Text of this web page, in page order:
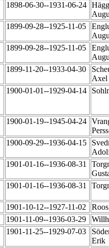
1898-06-30--1931-06-24
1899-09-28--1925-11-05
1899-09-28--1925-11-05
1899-11-20--1933-04-30
Axel
1900-01-01--1929-04-14
1900-01-19--1945-04-24
1900-09-29--1936-04-15
1901-01-16--1936-08-31
1901-01-16--1936-08-31
1901-10-12--1927-11-02
1901-11-09--1936-03-29
1901-11-25--1929-07-03
Erik